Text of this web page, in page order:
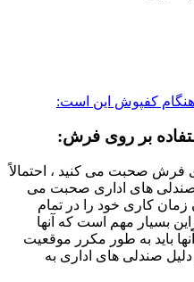
کفپوش این است:
بر روی فرش:
فرش صحبت می کنید ، احتمالاً
صندلی های اداری صحبت می
زمان کاری خود را در تمام
بسیار مهم است که آنها
باید به طور مکرر موقعیت
صندلی های اداری به